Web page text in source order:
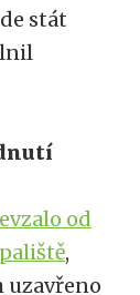
stát
od
,
uzavřeno